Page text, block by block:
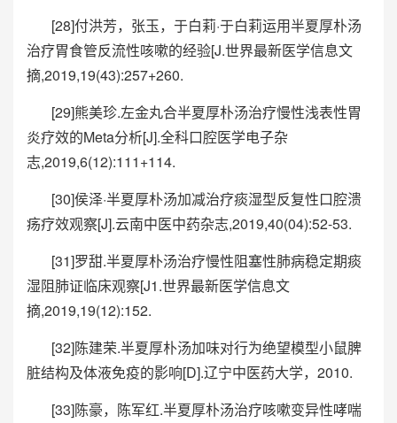
[28]付洪芳，张玉，于白莉·于白莉运用半夏厚朴汤
治疗胃食管反流性咳嗽的经验[J.世界最新医学信息文
摘,2019,19(43):257+260.
[29]熊美珍.左金丸合半夏厚朴汤治疗慢性浅表性胃
炎疗效的Meta分析[J].全科口腔医学电子杂
志,2019,6(12):111+114.
[30]侯泽·半夏厚朴汤加减治疗痰湿型反复性口腔溃
疡疗效观察[J].云南中医中药杂志,2019,40(04):52-53.
[31]罗甜.半夏厚朴汤治疗慢性阻塞性肺病稳定期痰
湿阻肺证临床观察[J1.世界最新医学信息文
摘,2019,19(12):152.
[32]陈建荣.半夏厚朴汤加味对行为绝望模型小鼠脾
脏结构及体液免疫的影响[D].辽宁中医药大学，2010.
[33]陈豪，陈军红.半夏厚朴汤治疗咳嗽变异性哮喘